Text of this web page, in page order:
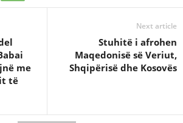
me
të
Next article
Stuhitë i afrohen
Maqedonisë së Veriut,
Shqipërisë dhe Kosovës